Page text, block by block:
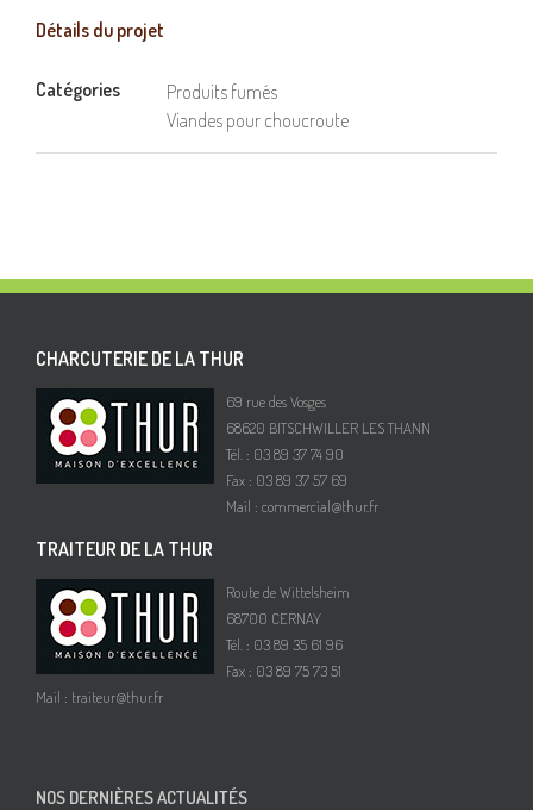
Détails du projet
Catégories
Produits fumés
Viandes pour choucroute
CHARCUTERIE DE LA THUR
69 rue des Vosges
68620 BITSCHWILLER LES THANN
Tél. : 03 89 37 74 90
Fax : 03 89 37 57 69
Mail : commercial@thur.fr
TRAITEUR DE LA THUR
Route de Wittelsheim
68700 CERNAY
Tél. : 03 89 35 61 96
Fax : 03 89 75 73 51
Mail : traiteur@thur.fr
NOS DERNIÈRES ACTUALITÉS